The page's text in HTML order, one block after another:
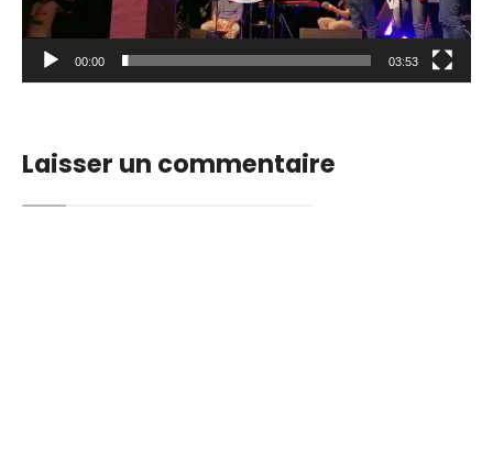
00:00 03:53
Laisser un commentaire